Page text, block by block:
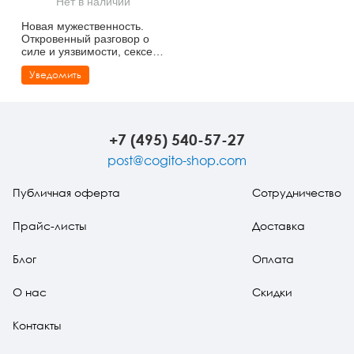
Сказкотерапия
Другие направления психотерапии
Психофизиология
Социальная психология
Учебная литература
Классический и юнгианский психоанализ
Новая мужественность.
Откровенный разговор о
силе и уязвимости, сексе и
браке, работе и жизни
Уведомить
+7 (495) 540-57-27
post@cogito-shop.com
Публичная оферта
Прайс-листы
Блог
О нас
Контакты
Сотрудничество
Доставка
Оплата
Скидки